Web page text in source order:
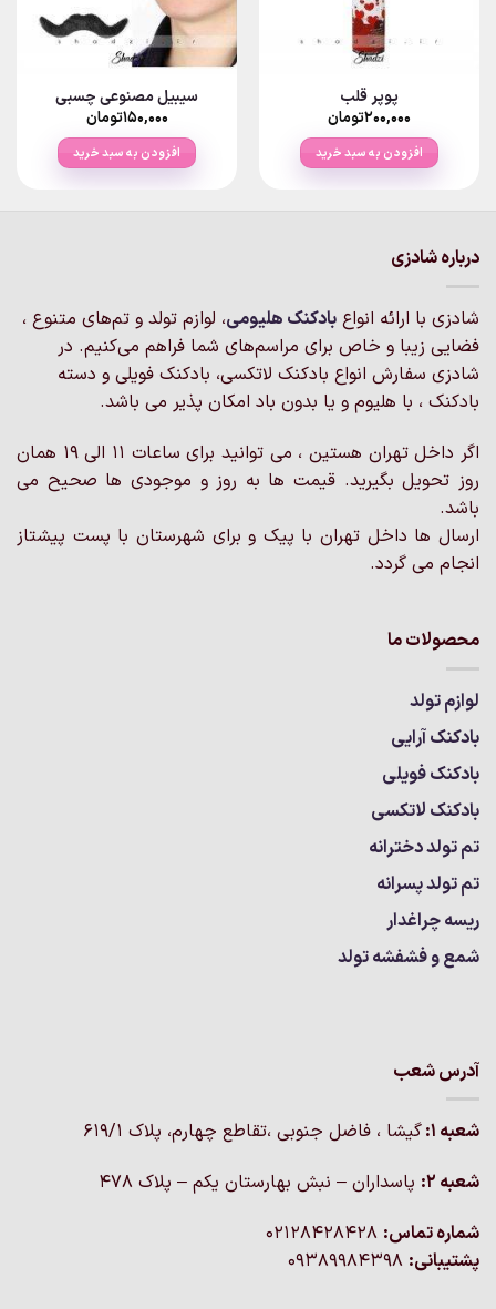
پوپر قلب
۲۰۰,۰۰۰تومان
افزودن به سبد خرید
سیبیل مصنوعی چسبی
۱۵۰,۰۰۰تومان
افزودن به سبد خرید
درباره شادزی
شادزی با ارائه انواع بادکنک‌ هلیومی، لوازم تولد و تم‌های متنوع ،
فضایی زیبا و خاص برای مراسم‌های شما فراهم می‌کنیم. در
شادزی سفارش انواع بادکنک لاتکسی، بادکنک فویلی و دسته
بادکنک ، با هلیوم و یا بدون باد امکان پذیر می باشد.
اگر داخل تهران هستین ، می توانید برای ساعات 11 الی 19 همان
روز تحویل بگیرید. قیمت ها به روز و موجودی ها صحیح می
باشد.
ارسال ها داخل تهران با پیک و برای شهرستان با پست پیشتاز
انجام می گردد.
محصولات ما
لوازم تولد
بادکنک آرایی
بادکنک فویلی
بادکنک لاتکسی
تم تولد دخترانه
تم تولد پسرانه
ریسه چراغدار
شمع و فشفشه تولد
آدرس شعب
شعبه 1:
گيشا ، فاضل جنوبی ،تقاطع چهارم، پلاک 619/1
شعبه 2:
پاسداران – نبش بهارستان یکم – پلاک ۴۷۸
شماره تماس:
پشتیبانی: